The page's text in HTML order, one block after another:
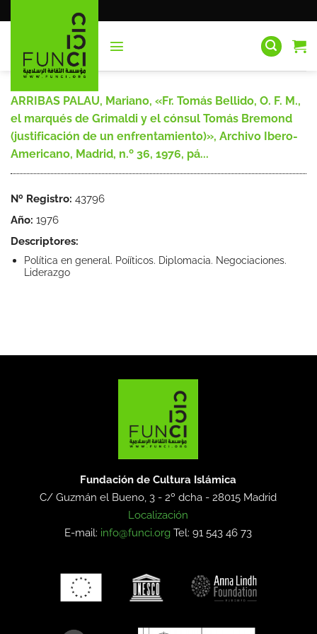
al
ARRIBAS PALAU, Mariano, «Fr. Tomás Bellido, O. F. M.,
el marqués de Grimaldi y el cónsul Tomás Bremond
(justificación de un enfrentamiento)», Archivo Ibero-
Americano, Madrid, n.º 36, 1976, pá...
Nº Registro: 43796
Año: 1976
Descriptores:
Política en general. Poííticos. Diplomacia. Negociaciones.
Liderazgo
Fundación de Cultura Islámica
C/ Guzmán el Bueno, 3 - 2º dcha -28015 Madrid
Localización
E-mail: info@funci.org Tel: 91 543 46 73